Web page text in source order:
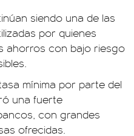
siendo una de las
por quienes
ahorros con bajo riesgo
mínima por parte del
una fuerte
con grandes
ofrecidas.